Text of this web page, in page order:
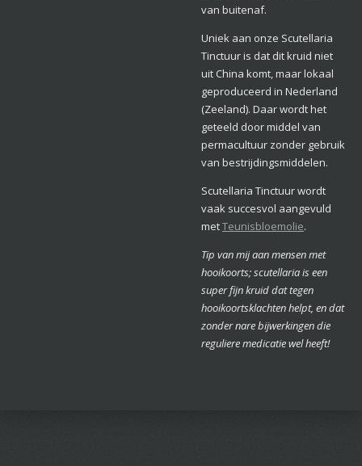
van buitenaf.
Uniek aan onze Scutellaria
Tinctuur is dat dit kruid niet
uit China komt, maar lokaal
geproduceerd in Nederland
(Zeeland). Daar wordt het
geteeld door middel van
permacultuur zonder gebruik
van bestrijdingsmiddelen.
Scutellaria Tinctuur wordt
vaak succesvol aangevuld
metTeunisbloemolie.
Tip van mij aan mensen met
hooikoorts; scutellaria is een
super fijn kruid dat tegen
hooikoortsklachten helpt, en dat
zonder nare bijwerkingen die
reguliere medicatie wel heeft!